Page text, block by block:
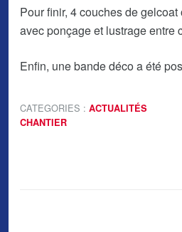
Pour finir, 4 couches de
avec ponçage et lustrage entre
Enfin, une bande déco a été
CATEGORIES : ACTUALITÉS
CHANTIER